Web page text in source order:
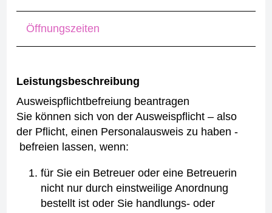
Öffnungszeiten
Leistungsbeschreibung
Ausweispflichtbefreiung beantragen
Sie können sich von der Ausweispflicht – also
der Pflicht, einen Personalausweis zu haben -
befreien lassen, wenn:
für Sie ein Betreuer oder eine Betreuerin
nicht nur durch einstweilige Anordnung
bestellt ist oder Sie handlungs- oder